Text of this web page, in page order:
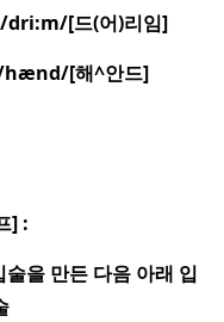
dri:m/[드(어)리임]
hænd/[해^안드]
] :
술을 만든 다음 아래 입